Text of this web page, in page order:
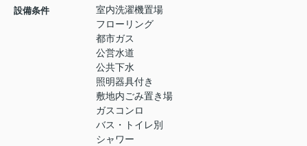
設備条件
室内洗濯機置場
フローリング
都市ガス
公営水道
公共下水
照明器具付き
敷地内ごみ置き場
ガスコンロ
バス・トイレ別
シャワー